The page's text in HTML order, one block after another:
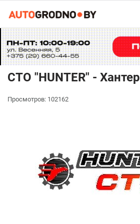
СТО "HUNTER" - Хантер
Просмотров: 102162